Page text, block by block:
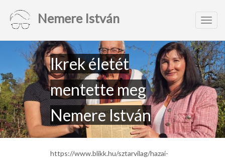
Nemere István
Ikrek életét
mentette meg
Nemere István
https://www.blikk.hu/sztarvilag/hazai-